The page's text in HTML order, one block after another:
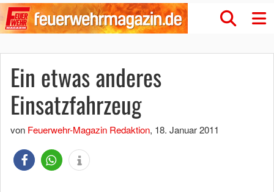
Ein etwas anderes
Einsatzfahrzeug
von Feuerwehr-Magazin Redaktion, 18. Januar 2011